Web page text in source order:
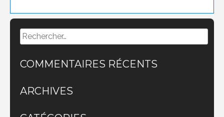
Rechercher :
COMMENTAIRES RÉCENTS
ARCHIVES